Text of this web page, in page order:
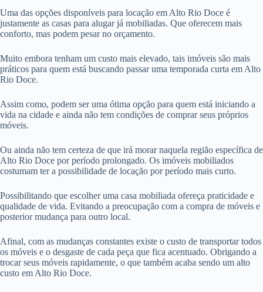
Uma das opções disponíveis para locação em Alto Rio Doce é
justamente as casas para alugar já mobiliadas. Que oferecem mais
conforto, mas podem pesar no orçamento.
Muito embora tenham um custo mais elevado, tais imóveis são mais
práticos para quem está buscando passar uma temporada curta em Alto
Rio Doce.
Assim como, podem ser uma ótima opção para quem está iniciando a
vida na cidade e ainda não tem condições de comprar seus próprios
móveis.
Ou ainda não tem certeza de que irá morar naquela região específica de
Alto Rio Doce por período prolongado. Os imóveis mobiliados
costumam ter a possibilidade de locação por período mais curto.
Possibilitando que escolher uma casa mobiliada ofereça praticidade e
qualidade de vida. Evitando a preocupação com a compra de móveis e
posterior mudança para outro local.
Afinal, com as mudanças constantes existe o custo de transportar todos
os móveis e o desgaste de cada peça que fica acentuado. Obrigando a
trocar seus móveis rapidamente, o que também acaba sendo um alto
custo em Alto Rio Doce.